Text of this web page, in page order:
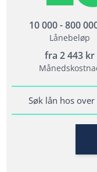
nedbetalingstid
Opptil 800 000 kr
Vilkår
Minimum alder:
Krav til inntekt:
Bet.
10 000 - 800
Lånebeløp
fra 2 443 kr
Søk lån hos